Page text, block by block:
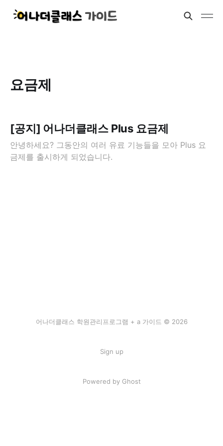
요금제
[공지] 어나더클래스 Plus 요금제
안녕하세요? 그동안의 여러 유료 기능들을 모아 Plus 요
금제를 출시하게 되었습니다.
어나더클래스 학원관리프로그램 + a 가이드 © 2026
Sign up
Powered by Ghost